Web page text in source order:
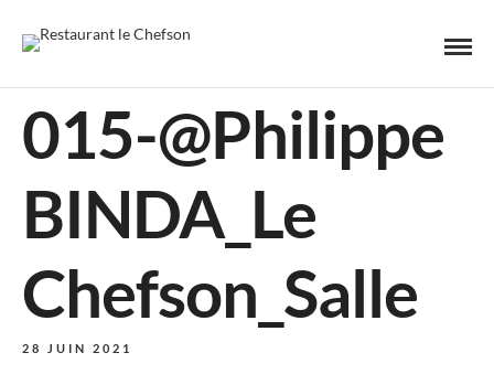
015-@Philippe
BINDA_Le
Chefson_Salle
28 JUIN 2021